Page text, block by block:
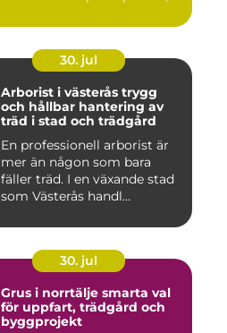
30. jul
Arborist i västerås trygg
och hållbar hantering av
träd i stad och trädgård
En professionell arborist är
mer än någon som bara
fäller träd. I en växande stad
som Västerås handl...
30. jul
Grus i norrtälje smarta val
för uppfart, trädgård och
byggprojekt